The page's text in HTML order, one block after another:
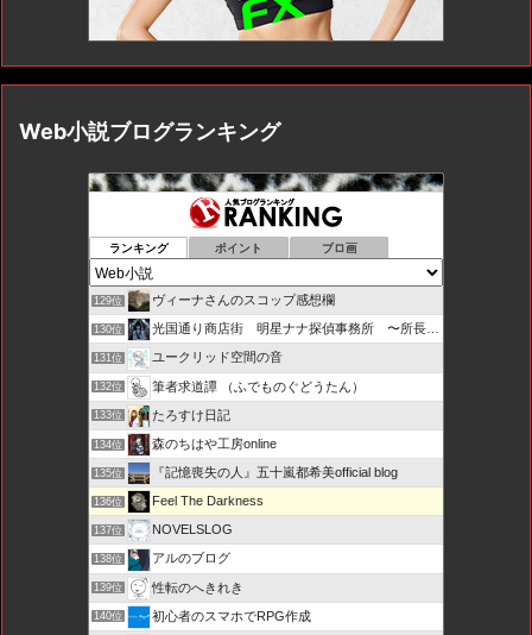
Web小説ブログランキング
ランキング ポイント ブロ画
129位 ヴィーナさんのスコップ感想欄
130位 光国通り商店街 明星ナナ探偵事務所 〜所長とカプセル局員たち
131位 ユークリッド空間の音
132位 筆者求道譚 （ふでものぐどうたん）
133位 たろすけ日記
134位 森のちはや工房online
135位 『記憶喪失の人』五十嵐都希美official blog
136位 Feel The Darkness
137位 NOVELSLOG
138位 アルのブログ
139位 性転のへきれき
140位 初心者のスマホでRPG作成